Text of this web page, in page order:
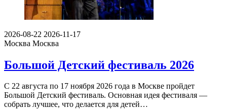
2026-08-22 2026-11-17
Москва Москва
Большой Детский фестиваль 2026
С 22 августа по 17 ноября 2026 года в Москве пройдет
Большой Детский фестиваль. Основная идея фестиваля —
собрать лучшее, что делается для детей…